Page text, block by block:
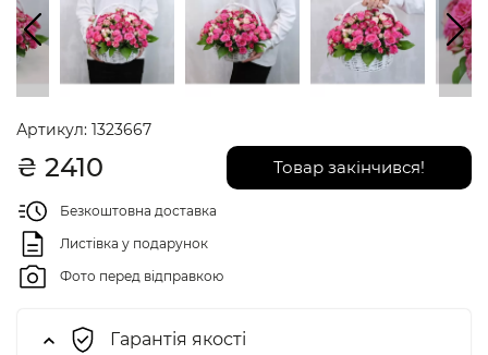
Артикул: 1323667
₴ 2410 Товар закінчився!
Безкоштовна доставка
Листівка у подарунок
Фото перед відправкою
Гарантія якості